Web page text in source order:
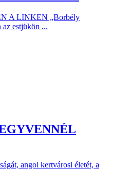
A LINKEN „Borbély
estjükön ...
angol kertvárosi életét, a